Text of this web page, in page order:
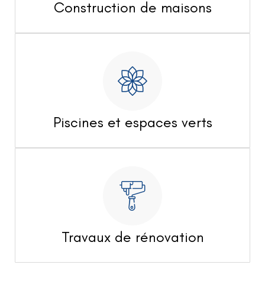
Construction de maisons
Piscines et espaces verts
Travaux de rénovation